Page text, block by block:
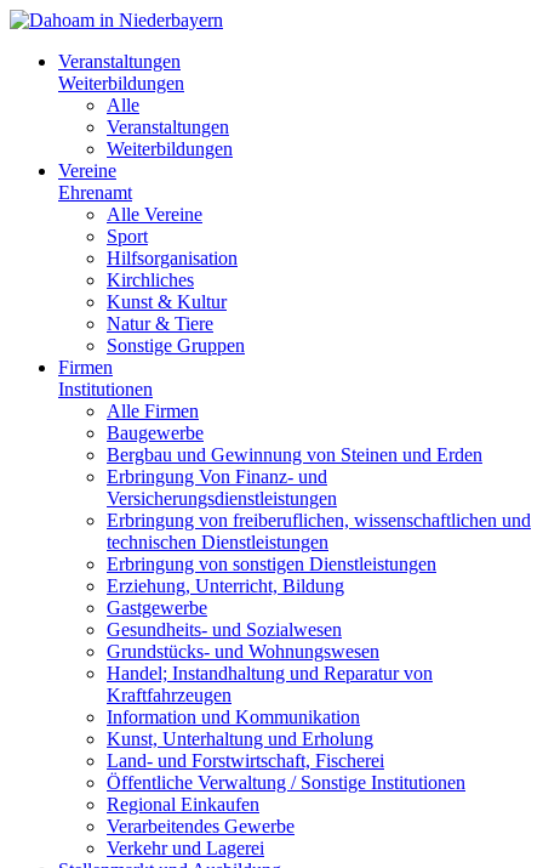
Veranstaltungen
Weiterbildungen
Alle
Veranstaltungen
Weiterbildungen
Vereine
Ehrenamt
Alle Vereine
Sport
Hilfsorganisation
Kirchliches
Kunst & Kultur
Natur & Tiere
Sonstige Gruppen
Firmen
Institutionen
Alle Firmen
Baugewerbe
Bergbau und Gewinnung von Steinen und Erden
Erbringung Von Finanz- und
Versicherungsdienstleistungen
Erbringung von freiberuflichen, wissenschaftlichen und
technischen Dienstleistungen
Erbringung von sonstigen Dienstleistungen
Erziehung, Unterricht, Bildung
Gastgewerbe
Gesundheits- und Sozialwesen
Grundstücks- und Wohnungswesen
Handel; Instandhaltung und Reparatur von
Kraftfahrzeugen
Information und Kommunikation
Kunst, Unterhaltung und Erholung
Land- und Forstwirtschaft, Fischerei
Öffentliche Verwaltung / Sonstige Institutionen
Regional Einkaufen
Verarbeitendes Gewerbe
Verkehr und Lagerei